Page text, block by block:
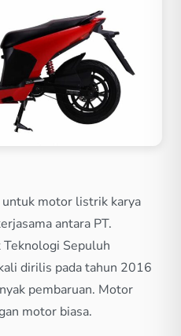
motor listrik karya
antara PT.
Sepuluh
dirilis pada tahun 2016
pembaruan. Motor
motor biasa.